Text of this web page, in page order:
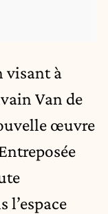
visant à
Van de
œuvre
l’espace